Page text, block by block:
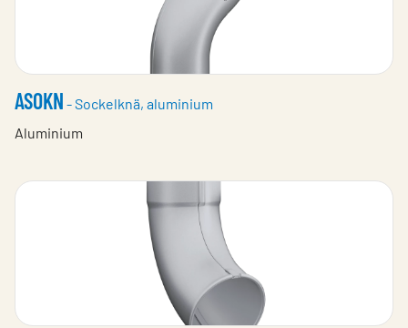
ASOKN - Sockelknä, aluminium
Aluminium